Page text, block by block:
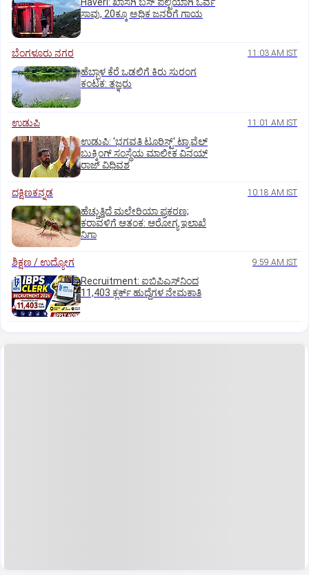
ಸಾವು, 20ಕ್ಕೂ ಅಧಿಕ ಜನರಿಗೆ ಗಾಯ
ಬೆಂಗಳೂರು ನಗರ 11:03 AM IST
ಹೆಬ್ಬಾಳ ಕೆರೆ ಒಡಲಿಗೆ ಕಿರು ಸುರಂಗ
ಕಂಟಕ: ತಜ್ಞರು
ಉಡುಪಿ 11:01 AM IST
ಉಡುಪಿ: 'ಭಗವತಿ ಟೂರಿಸ್ಟ್' ಟ್ರಾವೆಲ್
ಬುಕ್ಕಿಂಗ್ ಸಂಸ್ಥೆಯ ಮಾಲೀಕ ವಿನಯ್
ರಾಜ್ ವಿಧಿವಶ
ದಕ್ಷಿಣಕನ್ನಡ 10:18 AM IST
ಹೆಚ್ಚುತ್ತಿದೆ ಮಲೇರಿಯಾ ಪ್ರಕರಣ;
ಕರಾವಳಿಗೆ ಆತಂಕ: ಆರೋಗ್ಯ ಇಲಾಖೆ
ನಿಗಾ
ಶಿಕ್ಷಣ / ಉದ್ಯೋಗ 9:59 AM IST
Recruitment: ಐಬಿಪಿಎಸ್‌ನಿಂದ
11,403 ಕ್ಲರ್ಕ್‌ ಹುದ್ದೆಗಳ ನೇಮಕಾತಿ